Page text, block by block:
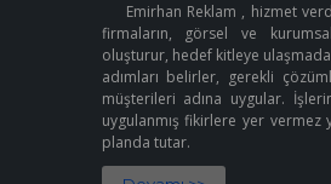
Emirhan Reklam , hizmet
firmaların, görsel ve
oluşturur, hedef kitleye
adımları belirler, gerekli
müşterileri adına uygular.
uygulanmış fikirlere yer vermez
planda tutar.